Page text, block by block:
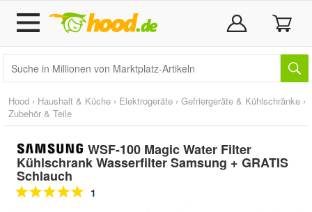
Hood › Haushalt & Küche › Elektrogeräte › Gefriergeräte & Kühlschränke ›
Zubehör & Teile
WSF-100 Magic Water Filter
Kühlschrank Wasserfilter Samsung + GRATIS
Schlauch
1